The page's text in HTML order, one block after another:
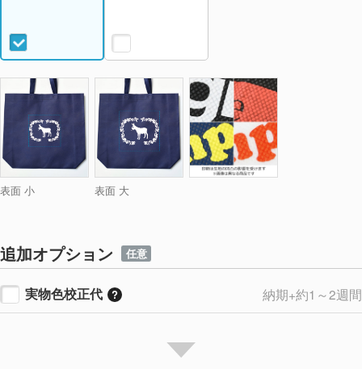
表面 小 表面 大
追加オプション 任意
実物色校正代 納期+約1～2週間